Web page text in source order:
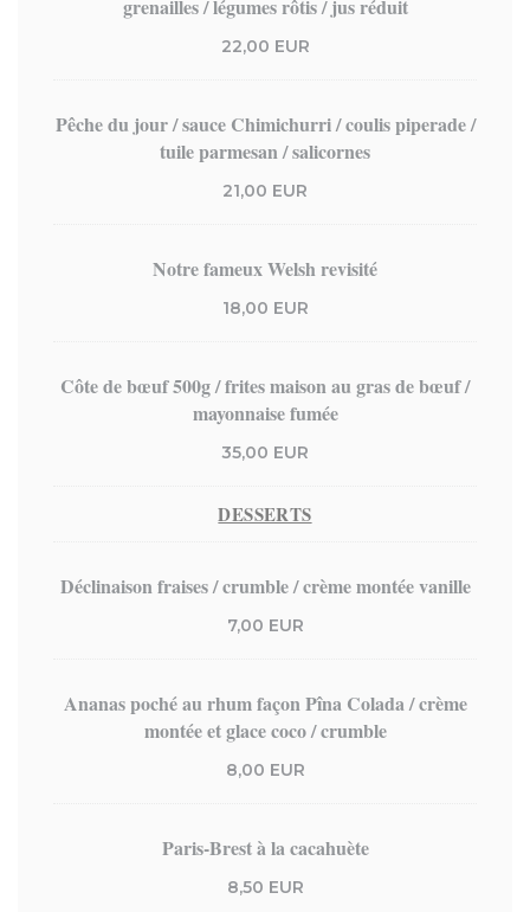
grenailles / légumes rôtis / jus réduit
22,00 EUR
Pêche du jour / sauce Chimichurri / coulis piperade /
tuile parmesan / salicornes
21,00 EUR
Notre fameux Welsh revisité
18,00 EUR
Côte de bœuf 500g / frites maison au gras de bœuf /
mayonnaise fumée
35,00 EUR
DESSERTS
Déclinaison fraises / crumble / crème montée vanille
7,00 EUR
Ananas poché au rhum façon Pîna Colada / crème
montée et glace coco / crumble
8,00 EUR
Paris-Brest à la cacahuète
8,50 EUR